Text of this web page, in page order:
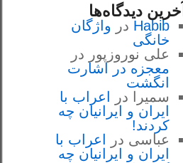
آخرین دیدگاه‌ها
Habib در واژگان
خانگی
علی نوروزپور در
معجزه در اشارت
انگشت
سمیرا
در
اعراب با
ايران و ايرانيان چه
كردند!
عباسی در
اعراب با
ايران و ايرانيان چه